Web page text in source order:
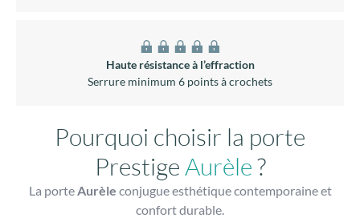
Haute résistance à l’effraction
Serrure minimum 6 points à crochets
Pourquoi choisir la porte
PrestigeAurèle?
La porteAurèle conjugue esthétique contemporaine et
confort durable.